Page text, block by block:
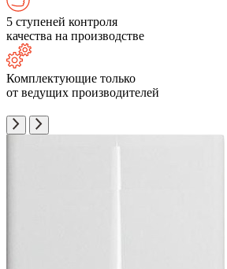
5 ступеней контроля
качества на производстве
Комплектующие только
от ведущих производителей